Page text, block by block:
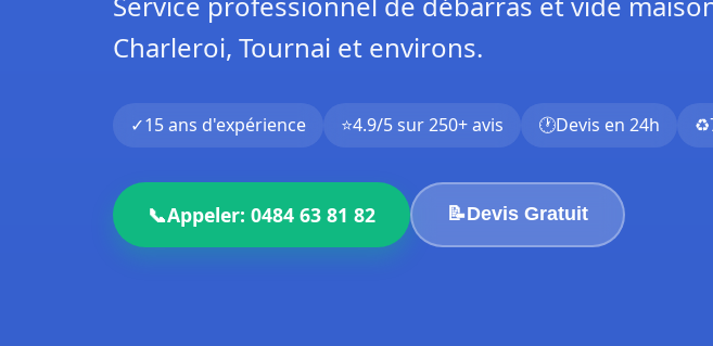
Charleroi, Tournai et environs.
✓15 ans d'expérience ⭐4.9/5 sur 250+ avis 🕐Devis en 24h ♻️
📞Appeler: 0484 63 81 82 📝Devis Gratuit